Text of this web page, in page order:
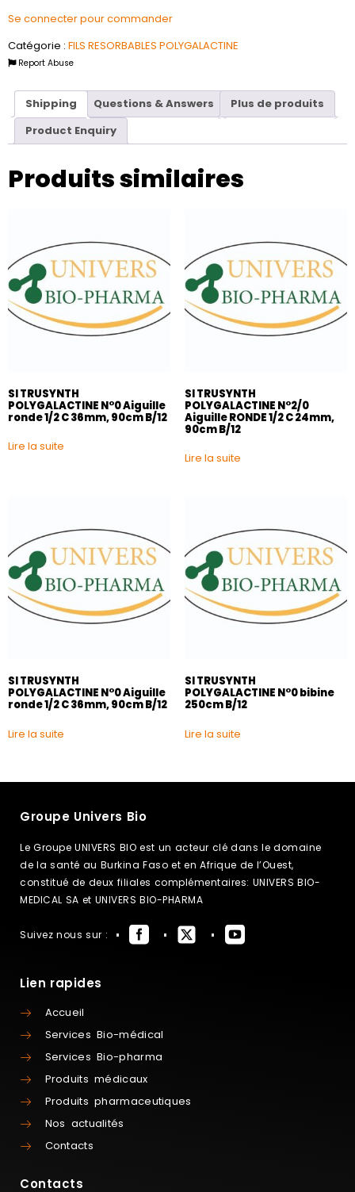
Se connecter pour commander
Catégorie : FILS RESORBABLES POLYGALACTINE
Report Abuse
Shipping Questions & Answers
Plus de produits
Product Enquiry
Produits similaires
SI TRUSYNTH
POLYGALACTINE N°0 Aiguille
ronde 1/2 C 36mm, 90cm B/12
Lire la suite
SI TRUSYNTH
POLYGALACTINE N°2/0
Aiguille RONDE 1/2 C 24mm,
90cm B/12
Lire la suite
SI TRUSYNTH
POLYGALACTINE N°0 Aiguille
ronde 1/2 C 36mm, 90cm B/12
Lire la suite
SI TRUSYNTH
POLYGALACTINE N°0 bibine
250cm B/12
Lire la suite
Groupe Univers Bio
Le Groupe UNIVERS BIO est un acteur clé dans le domaine
de la santé au Burkina Faso et en Afrique de l’Ouest,
constitué de deux filiales complémentaires: UNIVERS BIO-
MEDICAL SA et UNIVERS BIO-PHARMA
Suivez nous sur :
Lien rapides
Accueil
Services Bio-médical
Services Bio-pharma
Produits médicaux
Produits pharmaceutiques
Nos actualités
Contacts
Contacts